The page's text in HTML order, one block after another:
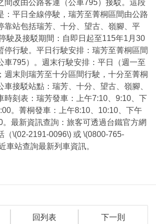
間改由公路客運（公車795）接駁。這段
：平日全線停駛，瑞芳至菁桐區間由公路
靠站包括瑞芳、十分、望古、嶺腳、平
駛及接駁期間：自即日起至115年1月30
停行駛。平日行駛安排：瑞芳至菁桐區間
車795）。週末行駛安排：平日（週一至
週末則瑞芳至十分區間行駛，十分至菁桐
車接駁站點：瑞芳、十分、望古、嶺腳、
時刻表：瑞芳發車：上午7:10、9:10、下
。菁桐發車：上午8:10、10:10、下午
。最新資訊查詢：旅客可透過台鐵官方網
（\(02-2191-0096\) 或 \(0800-765-
車站查詢最新列車資訊。
回列表 下一則